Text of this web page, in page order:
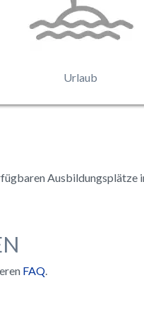
Urlaub
die Dir zu besonderen
Ausbildungsaktivitäten
Ausbildungsplätze
FAQ.